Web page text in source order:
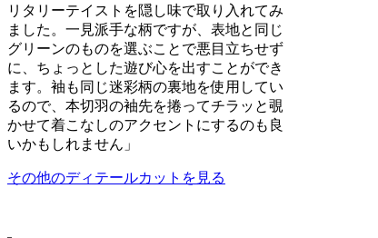
リタリーテイストを隠し味で取り入れてみ
ました。一見派手な柄ですが、表地と同じ
グリーンのものを選ぶことで悪目立ちせず
に、ちょっとした遊び心を出すことができ
ます。袖も同じ迷彩柄の裏地を使用してい
るので、本切羽の袖先を捲ってチラッと覗
かせて着こなしのアクセントにするのも良
いかもしれません」
その他のディテールカットを見る